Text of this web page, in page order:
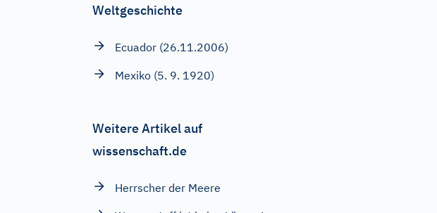
Weltgeschichte
Ecuador (26.11.2006)
Mexiko (5. 9. 1920)
Weitere Artikel auf
wissenschaft.de
Herrscher der Meere